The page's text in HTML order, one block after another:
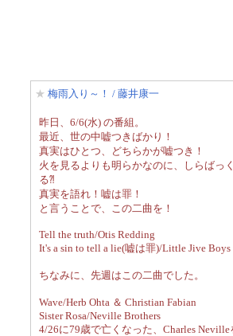
★ 梅雨入り～！ / 藤井康一
昨日、6/6(水) の番組。
最近、世の中嘘つきばかり！
真実はひとつ、どちらかが嘘つき！
火を見るよりも明らかなのに、しらばっ
る⁈
真実を語れ！嘘は罪！
と言うことで、この二曲を！
Tell the truth/Otis Redding
It's a sin to tell a lie(嘘は罪)/Little Jive Boys
ちなみに、先週はこの二曲でした。
Wave/Herb Ohta ＆ Christian Fabian
Sister Rosa/Neville Brothers
4/26に79歳で亡くなった、Charles Neville